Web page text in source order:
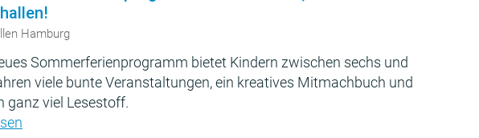
Hamburg
Sommerferienprogramm bietet Kindern zwischen sechs und
viele bunte Veranstaltungen, ein kreatives Mitmachbuch und
ganz viel Lesestoff.